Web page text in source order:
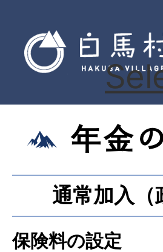
年金
通常加入
保険料の設定